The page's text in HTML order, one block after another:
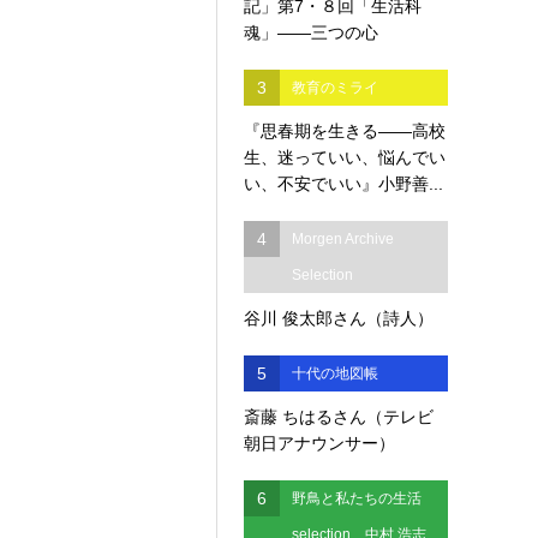
記」第7・８回「生活科
魂」――三つの心
3 教育のミライ
『思春期を生きる――高校
生、迷っていい、悩んでい
い、不安でいい』小野善...
4 Morgen Archive
Selection
谷川 俊太郎さん（詩人）
5 十代の地図帳
斎藤 ちはるさん（テレビ
朝日アナウンサー）
6 野鳥と私たちの生活
selection 中村 浩志